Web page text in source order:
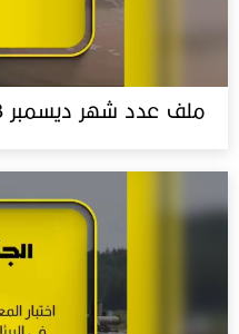
ملف عدد شهر ديسمبر 2023